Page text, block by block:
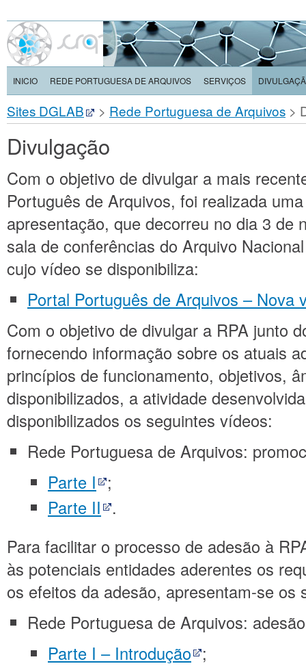
INICIO REDE PORTUGUESA DE ARQUIVOS SERVIÇOS
Sites DGLAB > Rede Portuguesa de Arquivos >
Divulgação
Com o objetivo de divulgar a mais
Português de Arquivos, foi realizada
apresentação, que decorreu no dia 3 de
sala de conferências do Arquivo
cujo vídeo se disponibiliza:
Portal Português de Arquivos – Nova
Com o objetivo de divulgar a RPA junto
fornecendo informação sobre os atuais
princípios de funcionamento, objetivos,
disponibilizados, a atividade
disponibilizados os seguintes vídeos:
Rede Portuguesa de Arquivos:
Parte I ;
Parte II .
Para facilitar o processo de adesão à
às potenciais entidades aderentes os
os efeitos da adesão, apresentam-se os
Rede Portuguesa de Arquivos:
Parte I – Introdução ;